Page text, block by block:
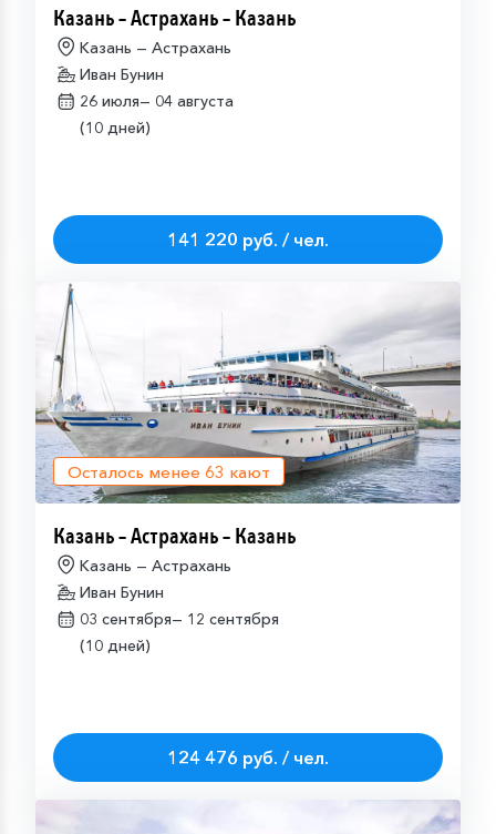
Казань – Астрахань – Казань
Казань — Астрахань
Иван Бунин
26 июля— 04 августа
(10 дней)
141 220 руб. / чел.
Осталось менее 63 кают
Казань – Астрахань – Казань
Казань — Астрахань
Иван Бунин
03 сентября— 12 сентября
(10 дней)
124 476 руб. / чел.